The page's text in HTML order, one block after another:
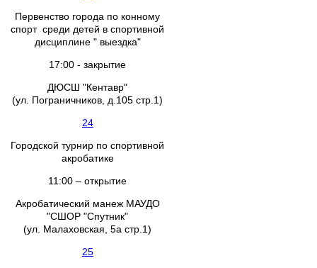
Первенство города по конному
спорт среди детей в спортивной
дисциплине " выездка"
17:00 - закрытие
ДЮСШ "Кентавр"
(ул. Пограничников, д.105 стр.1)
24
Городской турнир по спортивной
акробатике
11:00 – открытие
Акробатический манеж МАУДО
"СШОР "Спутник"
(ул. Малаховская, 5а стр.1)
25